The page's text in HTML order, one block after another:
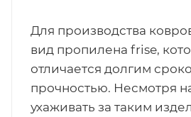
Для производства
вид пропилена frise,
отличается долгим
прочностью. Несмотря
ухаживать за таким